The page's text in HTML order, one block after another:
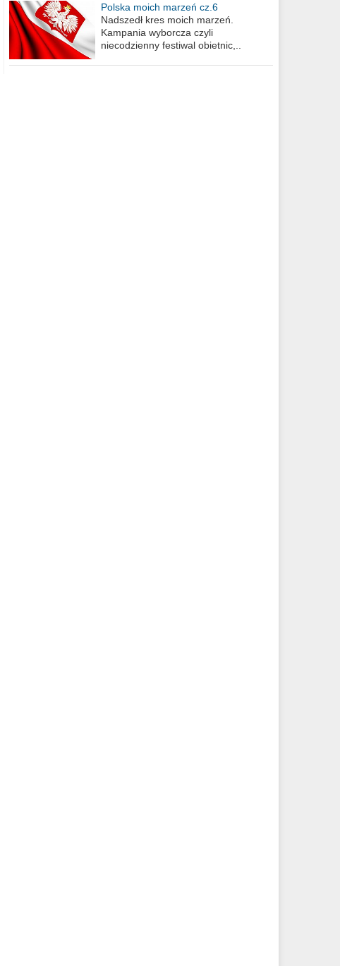
Polska moich marzeń cz.6
Nadszedł kres moich marzeń.
Kampania wyborcza czyli
niecodzienny festiwal obietnic,..